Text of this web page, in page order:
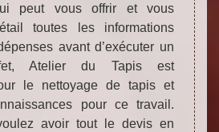
peut vous offrir et vous
toutes les informations
avant d’exécuter un
Atelier du Tapis est
le nettoyage de tapis et
pour ce travail.
avoir tout le devis en